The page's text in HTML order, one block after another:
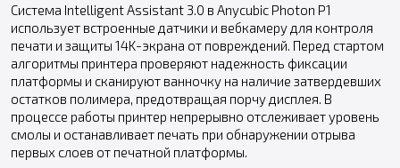
Система Intelligent Assistant 3.0 в Anycubic Photon P1
использует встроенные датчики и вебкамеру для контроля
печати и защиты 14K-экрана от повреждений. Перед стартом
алгоритмы принтера проверяют надежность фиксации
платформы и сканируют ванночку на наличие затвердевших
остатков полимера, предотвращая порчу дисплея. В
процессе работы принтер непрерывно отслеживает уровень
смолы и останавливает печать при обнаружении отрыва
первых слоев от печатной платформы.